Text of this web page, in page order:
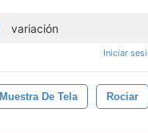
Iniciar
Muestra De Tela Rociar